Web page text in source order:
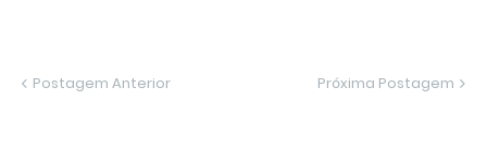
Postagem Anterior Próxima Postagem